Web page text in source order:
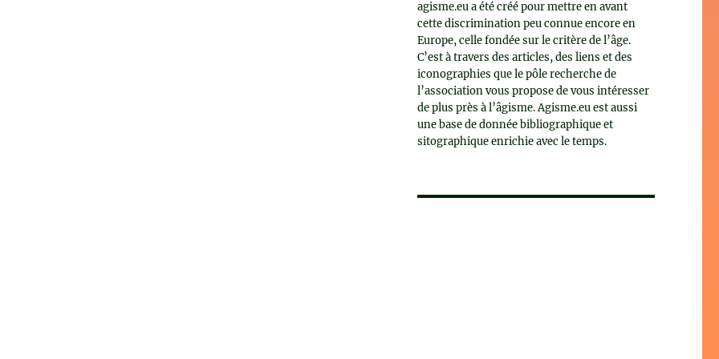
agisme.eu a été créé pour mettre en avant
cette discrimination peu connue encore en
Europe, celle fondée sur le critère de l’âge.
C’est à travers des articles, des liens et des
iconographies que le pôle recherche de
l’association vous propose de vous intéresser
de plus près à l’âgisme. Agisme.eu est aussi
une base de donnée bibliographique et
sitographique enrichie avec le temps.